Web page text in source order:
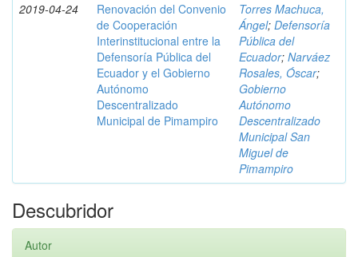
2019-04-24
Renovación del Convenio
de Cooperación
Interinstitucional entre la
Defensoría Pública del
Ecuador y el Gobierno
Autónomo
Descentralizado
Municipal de Pimampiro
Torres Machuca,
Ángel; Defensoría
Pública del
Ecuador; Narváez
Rosales, Óscar;
Gobierno
Autónomo
Descentralizado
Municipal San
Miguel de
Pimampiro
Descubridor
Autor